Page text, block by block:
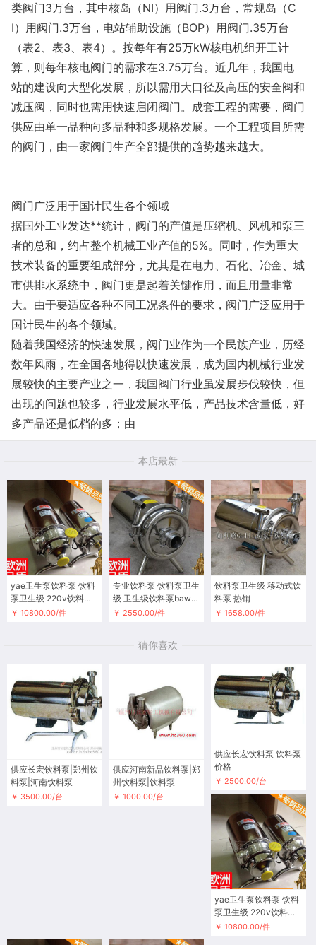
类阀门3万台，其中核岛（NI）用阀门.3万台，常规岛（C
I）用阀门.3万台，电站辅助设施（BOP）用阀门.35万台
（表2、表3、表4）。按每年有25万kW核电机组开工计
算，则每年核电阀门的需求在3.75万台。近几年，我国电
站的建设向大型化发展，所以需用大口径及高压的安全阀和
减压阀，同时也需用快速启闭阀门。成套工程的需要，阀门
供应由单一品种向多品种和多规格发展。一个工程项目所需
的阀门，由一家阀门生产全部提供的趋势越来越大。
阀门广泛用于国计民生各个领域
据国外工业发达**统计，阀门的产值是压缩机、风机和泵三
者的总和，约占整个机械工业产值的5%。同时，作为重大
技术装备的重要组成部分，尤其是在电力、石化、冶金、城
市供排水系统中，阀门更是起着关键作用，而且用量非常
大。由于要适应各种不同工况条件的要求，阀门广泛应用于
国计民生的各个领域。
随着我国经济的快速发展，阀门业作为一个民族产业，历经
数年风雨，在全国各地得以快速发展，成为国内机械行业发
展较快的主要产业之一，我国阀门行业虽发展步伐较快，但
出现的问题也较多，行业发展水平低，产品技术含量低，好
多产品还是低档的多；由
本店最新
yae卫生泵饮料泵 饮料
泵卫生级 220v饮料泵
BAW唐
￥ 10800.00/件
专业饮料泵 饮料泵卫生
级 卫生级饮料泵baw-9
0 主打
￥ 2550.00/件
饮料泵卫生级 移动式饮
料泵 热销
￥ 1658.00/件
猜你喜欢
供应长宏饮料泵|郑州饮
料泵|河南饮料泵
￥ 3500.00/台
供应河南新品饮料泵|郑
州饮料泵|饮料泵
￥ 1000.00/台
供应长宏饮料泵 饮料泵
价格
￥ 2500.00/台
yae卫生泵饮料泵 饮料
泵卫生级 220v饮料泵
BAW唐
￥ 10800.00/件